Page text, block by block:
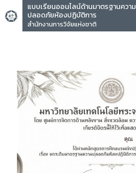
แบบเรียนออนไลน์ด้านมาตรฐานความ
ปลอดภัยห้องปฏิบัติการ
สำนักงานการวิจัยแห่งชาติ
คุณ